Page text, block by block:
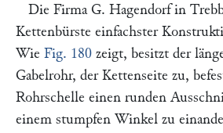
Die Firma G. Hagendorfin
Kettenbürste einfachster
Wie Fig. 180 zeigt, besitzt der
Gabelrohr, der Kettenseite zu,
Rohrschelle einen runden
einem stumpfen Winkel zu